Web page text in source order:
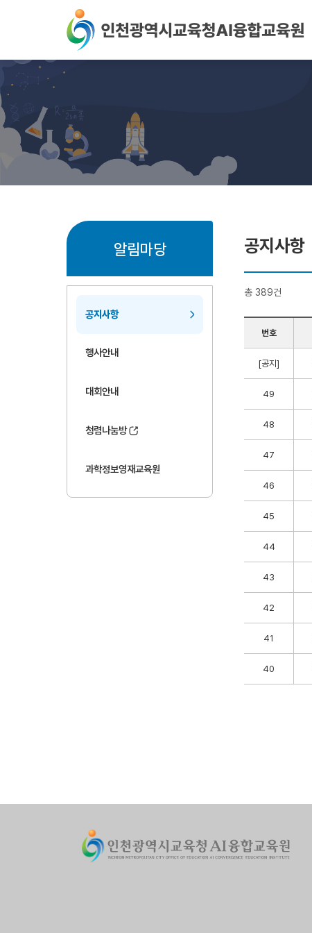
알림마당
공지사항
행사안내
대회안내
청렴나눔방
과학정보영재교육원
공지사항
총 389건
번호
[공지]
49
48
47
46
45
44
43
42
41
40